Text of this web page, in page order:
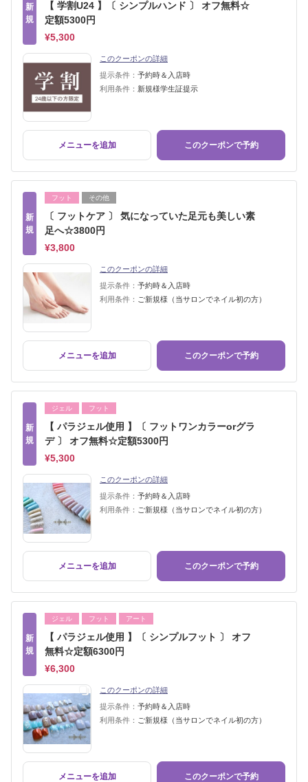
新
規
【 学割U24 】〔 シンプルハンド 〕 オフ無料☆
定額5300円
¥5,300
このクーポンの詳細
提示条件： 予約時＆入店時
利用条件： 新規様学生証提示
メニューを追加 このクーポンで予約
新
規
フット その他
〔 フットケア 〕 気になっていた足元も美しい素
足へ☆3800円
¥3,800
このクーポンの詳細
提示条件： 予約時＆入店時
利用条件： ご新規様（当サロンでネイル初の方）
メニューを追加 このクーポンで予約
新
規
ジェル フット
【 パラジェル使用 】〔 フットワンカラーorグラ
デ 〕 オフ無料☆定額5300円
¥5,300
このクーポンの詳細
提示条件： 予約時＆入店時
利用条件： ご新規様（当サロンでネイル初の方）
メニューを追加 このクーポンで予約
新
規
ジェル フット アート
【 パラジェル使用 】〔 シンプルフット 〕 オフ
無料☆定額6300円
¥6,300
このクーポンの詳細
提示条件： 予約時＆入店時
利用条件： ご新規様（当サロンでネイル初の方）
メニューを追加 このクーポンで予約